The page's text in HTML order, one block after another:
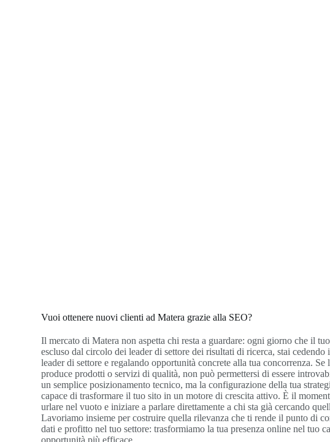
Vuoi ottenere nuovi clienti ad Matera grazie alla SEO?
Il mercato di Matera non aspetta chi resta a guardare: ogni giorno che il
escluso dal circolo dei leader di settore dei risultati di ricerca, stai
leader di settore e regalando opportunità concrete alla tua concorrenza. Se
produce prodotti o servizi di qualità, non può permettersi di essere
un semplice posizionamento tecnico, ma la configurazione della tua
capace di trasformare il tuo sito in un motore di crescita attivo. È il
urlare nel vuoto e iniziare a parlare direttamente a chi sta già cercando
Lavoriamo insieme per costruire quella rilevanza che ti rende il punto di
dati e profitto nel tuo settore: trasformiamo la tua presenza online nel tuo
opportunità più efficace.